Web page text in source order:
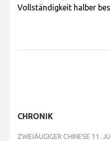
Vollständigkeit halber
CHRONIK
ZWEIÄUGIGER CHINESE 11.